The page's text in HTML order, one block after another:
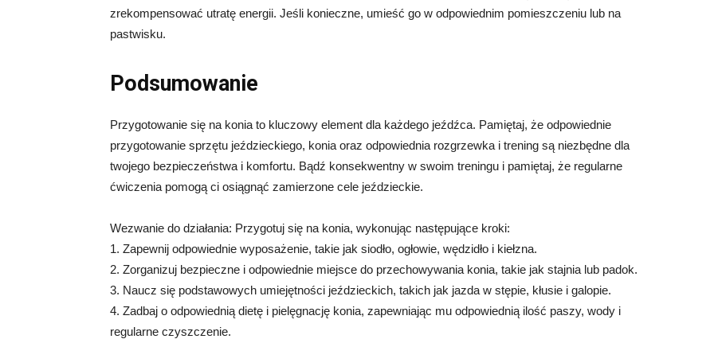
zrekompensować utratę energii. Jeśli konieczne, umieść go w odpowiednim pomieszczeniu lub na
pastwisku.
Podsumowanie
Przygotowanie się na konia to kluczowy element dla każdego jeźdźca. Pamiętaj, że odpowiednie
przygotowanie sprzętu jeździeckiego, konia oraz odpowiednia rozgrzewka i trening są niezbędne dla
twojego bezpieczeństwa i komfortu. Bądź konsekwentny w swoim treningu i pamiętaj, że regularne
ćwiczenia pomogą ci osiągnąć zamierzone cele jeździeckie.
Wezwanie do działania: Przygotuj się na konia, wykonując następujące kroki:
1. Zapewnij odpowiednie wyposażenie, takie jak siodło, ogłowie, wędzidło i kiełzna.
2. Zorganizuj bezpieczne i odpowiednie miejsce do przechowywania konia, takie jak stajnia lub padok.
3. Naucz się podstawowych umiejętności jeździeckich, takich jak jazda w stępie, kłusie i galopie.
4. Zadbaj o odpowiednią dietę i pielęgnację konia, zapewniając mu odpowiednią ilość paszy, wody i
regularne czyszczenie.